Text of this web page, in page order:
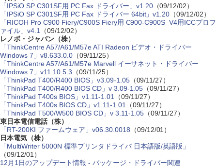
「IPSiO SP C301SF用 PC Fax ドライバー」v1.20（09/12/02）
「IPSiO SP C301SF用 PC Fax ドライバー 64bit」v1.20 （09/12/02）
「RICOH Pro C900 Fiery/C900S Fiery用 C900-C900S_V4用ICCプロフ
ァイル」v4.1
（09/12/02）
レノボ・ジャパン（株）
「ThinkCentre A57/A61/M57e ATI Radeon ビデオ・ドライバー
Windows 7」v8.633.0.0（09/11/25）
「ThinkCentre A57/A61/M57e Marvell イーサネット・ドライバー
Windows 7」v11.10.5.3 （09/11/25）
「ThinkPad T400/R400 BIOS」v3.09-1.05（09/11/27）
「ThinkPad T400/R400 BIOS CD」v 3.09-1.05 （09/11/27）
「ThinkPad T400s BIOS」v1.11-1.01
（09/11/27）
「ThinkPad T400s BIOS CD」v1.11-1.01
（09/11/27）
「ThinkPad T500/W500 BIOS CD」v 3.11-1.05 （09/11/27）
東日本電信電話（株）
「RT-200KI ファームウェア」v06.30.0018 （09/12/01）
日本電気（株）
「MultiWriter 5000N 標準プリンタドライバ 日本語版/英語版」
（09/12/01）
12月1日のアップデート情報 - パッケージ・ドライバー関連